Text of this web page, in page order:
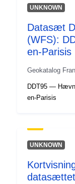
UNKNOWN
Datasæt
(WFS):
en-Parisis
Geokatalog
DDT95 —
en-Parisis
UNKNOWN